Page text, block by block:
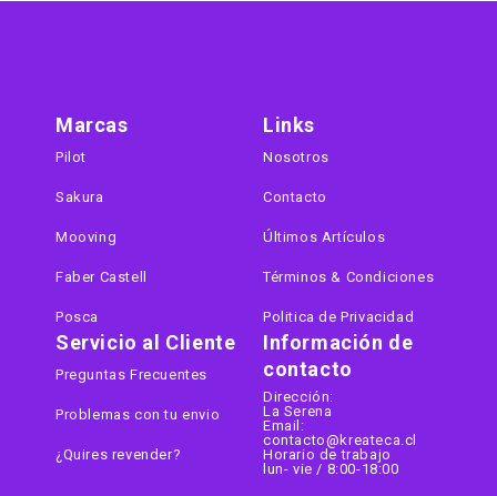
Información de
contacto
Dirección:
La Serena
Email:
contacto@kreateca.cl
Horario de trabajo
lun- vie / 8:00-18:00
Marcas
Pilot
Sakura
Mooving
Faber Castell
Posca
Links
Nosotros
Contacto
Últimos Artículos
Términos & Condiciones
Politica de Privacidad
Servicio al Cliente
Preguntas Frecuentes
Problemas con tu envio
¿Quires revender?